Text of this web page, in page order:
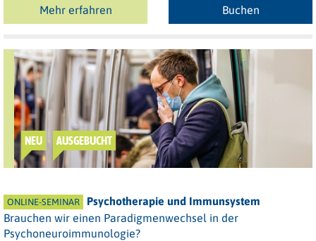
Mehr erfahren Buchen
NEU AUSGEBUCHT
ONLINE-SEMINAR
Psychotherapie und Immunsystem
Brauchen wir einen Paradigmenwechsel in der
Psychoneuroimmunologie?